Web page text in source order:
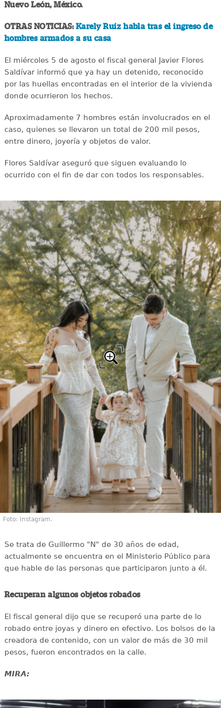
Nuevo León, México.
OTRAS NOTICIAS: Karely Ruíz habla tras el ingreso de
hombres armados a su casa
El miércoles 5 de agosto el fiscal general Javier Flores
Saldívar informó que ya hay un detenido, reconocido
por las huellas encontradas en el interior de la vivienda
donde ocurrieron los hechos.
Aproximadamente 7 hombres están involucrados en el
caso, quienes se llevaron un total de 200 mil pesos,
entre dinero, joyería y objetos de valor.
Flores Saldívar aseguró que siguen evaluando lo
ocurrido con el fin de dar con todos los responsables.
Foto: Instagram.
Se trata de Guillermo "N" de 30 años de edad,
actualmente se encuentra en el Ministerio Público para
que hable de las personas que participaron junto a él.
Recuperan algunos objetos robados
El fiscal general dijo que se recuperó una parte de lo
robado entre joyas y dinero en efectivo. Los bolsos de la
creadora de contenido, con un valor de más de 30 mil
pesos, fueron encontrados en la calle.
MIRA: